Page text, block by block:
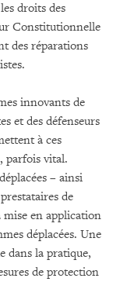
droits des
Constitutionnelle
des réparations
innovants de
et des défenseurs
à ces
parfois vital.
– ainsi
de
mise en application
déplacées. Une
dans la pratique,
de protection